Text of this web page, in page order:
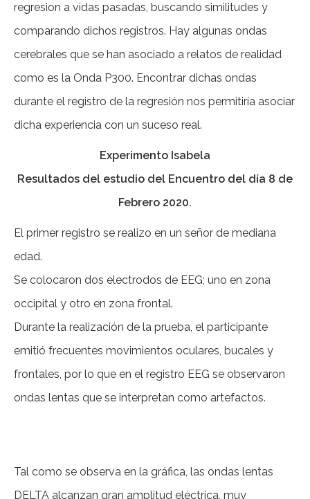
regresion a vidas pasadas, buscando similitudes y
comparando dichos registros. Hay algunas ondas
cerebrales que se han asociado a relatos de realidad
como es la Onda P300. Encontrar dichas ondas
durante el registro de la regresión nos permitiría asociar
dicha experiencia con un suceso real.
Experimento Isabela
Resultados del estudio del Encuentro del día 8 de
Febrero 2020.
El primer registro se realizo en un señor de mediana
edad.
Se colocaron dos electrodos de EEG; uno en zona
occipital y otro en zona frontal.
Durante la realización de la prueba, el participante
emitió frecuentes movimientos oculares, bucales y
frontales, por lo que en el registro EEG se observaron
ondas lentas que se interpretan como artefactos.
Tal como se observa en la gráfica, las ondas lentas
DELTA alcanzan gran amplitud eléctrica, muy